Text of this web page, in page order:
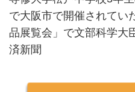
で大阪市で開催されてい
品展覧会」で文部科学大
済新聞